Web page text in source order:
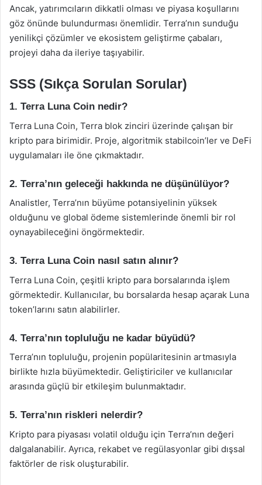
Ancak, yatırımcıların dikkatli olması ve piyasa koşullarını
göz önünde bulundurması önemlidir. Terra’nın sunduğu
yenilikçi çözümler ve ekosistem geliştirme çabaları,
projeyi daha da ileriye taşıyabilir.
SSS (Sıkça Sorulan Sorular)
1. Terra Luna Coin nedir?
Terra Luna Coin, Terra blok zinciri üzerinde çalışan bir
kripto para birimidir. Proje, algoritmik stabilcoin’ler ve DeFi
uygulamaları ile öne çıkmaktadır.
2. Terra’nın geleceği hakkında ne düşünülüyor?
Analistler, Terra’nın büyüme potansiyelinin yüksek
olduğunu ve global ödeme sistemlerinde önemli bir rol
oynayabileceğini öngörmektedir.
3. Terra Luna Coin nasıl satın alınır?
Terra Luna Coin, çeşitli kripto para borsalarında işlem
görmektedir. Kullanıcılar, bu borsalarda hesap açarak Luna
token’larını satın alabilirler.
4. Terra’nın topluluğu ne kadar büyüdü?
Terra’nın topluluğu, projenin popülaritesinin artmasıyla
birlikte hızla büyümektedir. Geliştiriciler ve kullanıcılar
arasında güçlü bir etkileşim bulunmaktadır.
5. Terra’nın riskleri nelerdir?
Kripto para piyasası volatil olduğu için Terra’nın değeri
dalgalanabilir. Ayrıca, rekabet ve regülasyonlar gibi dışsal
faktörler de risk oluşturabilir.